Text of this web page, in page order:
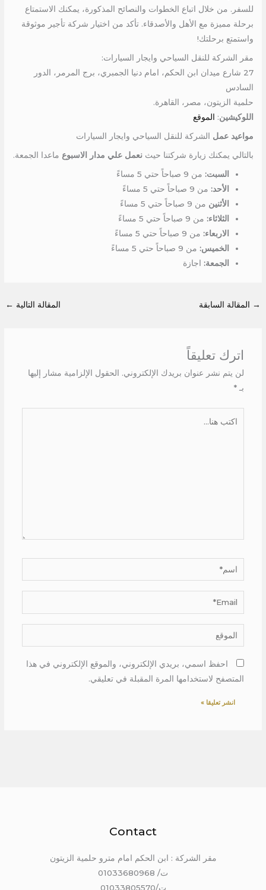
للسفر. من خلال اتباع الخطوات والنصائح المذكورة، يمكنك الاستمتاع
برحلة مميزة مع الأهل والأصدقاء. تأكد من اختيار شركة تأجير موثوقة
واستمتع برحلتك!
مقر الشركة للنقل السياحي وايجار السيارات:
27 شارع ميدان ابن الحكم، امام دنيا الجمبري، برج المرمر، الدور
السادس
حلمية الزيتون، مصر، القاهرة.
اللوكيشين: الموقع
مواعيد عمل الشركة للنقل السياحي وايجار السيارات
بالتالي يمكنك زيارة شركتنا حيثنعمل علي مدار الاسبوع ماعدا الجمعة.
السبت: من 9 صباحاً حتي 5 مساءً
الأحد: من 9 صباحاً حتي 5 مساءً
الأثنين من 9 صباحاً حتي 5 مساءً
الثلاثاء: من 9 صباحاً حتي 5 مساءً
الاربعاء: من 9 صباحاً حتي 5 مساءً
الخميس: من 9 صباحاً حتي 5 مساءً
الجمعة: اجازة
→ المقالة السابقة المقالة التالية ←
اترك تعليقاً
لن يتم نشر عنوان بريدك الإلكتروني. الحقول الإلزامية مشار إليها
بـ *
اسم*
Email*
الموقع
احفظ اسمي، بريدي الإلكتروني، والموقع الإلكتروني في هذا
المتصفح لاستخدامها المرة المقبلة في تعليقي.
Contact
مقر الشركة : ابن الحكم امام مترو حلمية الزيتون
ت/ 01033680968
ت/01033805570